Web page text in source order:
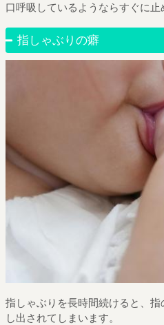
口呼吸しているようならすぐに止
指しゃぶりの癖
指しゃぶりを長時間続けると、
し出されてしまいます。